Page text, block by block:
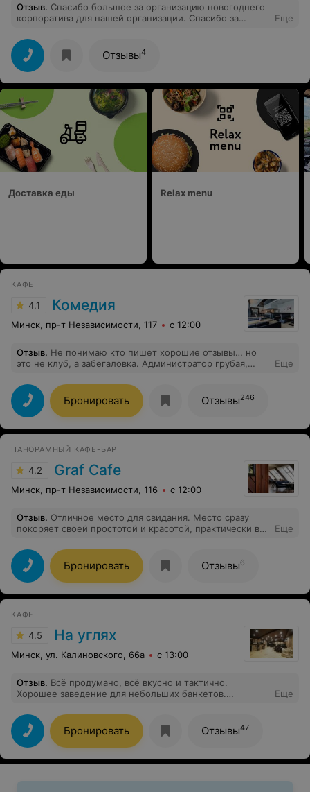
Отзыв. Спасибо большое за организацию новогоднего
корпоратива для нашей организации. Спасибо за
обслуживание и создание новогодней атмосферы.
Весь наш коллектив благодарен вам от всей души. Вы
большие молодцы!
Еще
Отзывы4
Доставка еды Relax menu
КАФЕ
4.1 Комедия
Минск, пр-т Независимости, 117 с 12:00
Отзыв. Не понимаю кто пишет хорошие отзывы… но
это не клуб, а забегаловка. Администратор грубая,
стакане…Контингент заведения соответсвующий. Жаль,
что в таком хорошем месте находится это. Разок
можно сходить, чтобы понять, что больше ни ногой.
Кафе желаю процветания и нужно что-то менять или
кого-то.
Еще
Бронировать Отзывы246
ПАНОРАМНЫЙ КАФЕ-БАР
4.2 Graf Сafe
Минск, пр-т Независимости, 116 с 12:00
Отзыв. Отличное место для свидания. Место сразу
покоряет своей простотой и красотой, практически вся
антураж. Тихая мелодичная музыка подойдёт как для
свидания, так и для работы. Про вид и говорить нечего,
лучше сходить и посмотреть насколько там красиво
(P.S. лучше выбирать время под закат, так можно
насладиться прекрасной кухней под не менее
Еще
Бронировать Отзывы6
КАФЕ
4.5 На углях
Минск, ул. Калиновского, 66а с 13:00
Отзыв. Всё продумано, всё вкусно и тактично.
Хорошее заведение для небольших банкетов.
Впечатления самые лучшие.
Еще
Бронировать Отзывы47